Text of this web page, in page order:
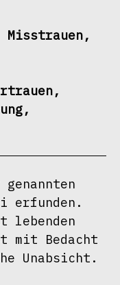
Misstrauen,
erfunden.
lebenden
mit Bedacht
Unabsicht.